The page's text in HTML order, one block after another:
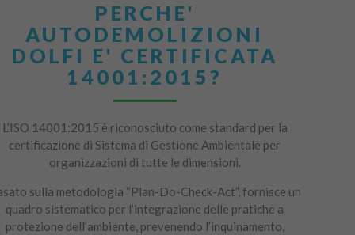
PERCHE'
AUTODEMOLIZIONI
DOLFI E' CERTIFICATA
14001:2015?
L’ISO 14001:2015 è riconosciuto come standard per la
certificazione di Sistema di Gestione Ambientale per
organizzazioni di tutte le dimensioni.
sulla metodologia “Plan-Do-Check-Act”, fornisce un
quadro sistematico per l’integrazione delle pratiche a
protezione dell’ambiente, prevenendo l’inquinamento,